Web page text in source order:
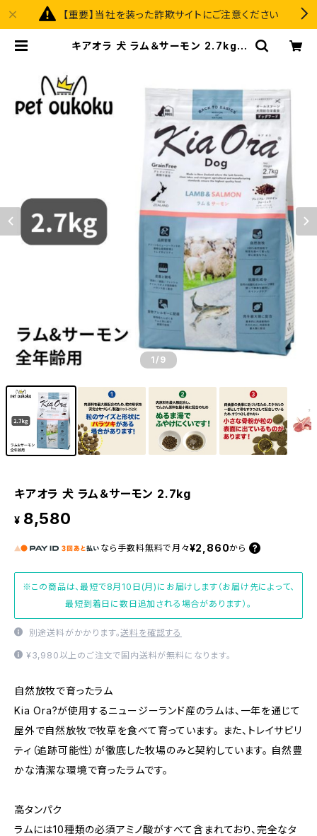
【重要】当社を装った詐欺サイトにご注意ください
キアオラ 犬 ラム＆サーモン 2.7kg |
1 /9
キアオラ 犬 ラム＆サーモン 2.7kg
¥ 8,580
なら 手数料無料で 月々¥2,860から
※この商品は、最短で8月10日(月)にお届けします（お届け先によって、
最短到着日に数日追加される場合があります）。
別途送料がかかります。送料を確認する
¥3,980以上のご注文で国内送料が無料になります。
自然放牧で育ったラム
Kia Ora?が使用するニュージーランド産のラムは、一年を通じて
屋外で自然放牧で牧草を食べて育っています。 また、トレイサビリ
ティ（追跡可能性）が徹底した牧場のみと契約しています。 自然豊
かな清潔な環境で育ったラムです。
高タンパク
ラムには10種類の必須アミノ酸がすべて含まれており、完全なタ